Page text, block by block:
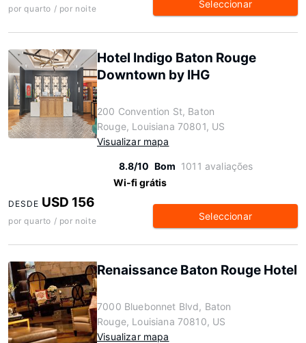
por quarto / por noite Seleccionar
Hotel Indigo Baton Rouge
Downtown by IHG
200 Convention St, Baton
Rouge, Louisiana 70801, US
Visualizar mapa
8.8/10 Bom 1011 avaliações
Wi-fi grátis
DESDE USD 156
por quarto / por noite Seleccionar
Renaissance Baton Rouge Hotel
7000 Bluebonnet Blvd, Baton
Rouge, Louisiana 70810, US
Visualizar mapa